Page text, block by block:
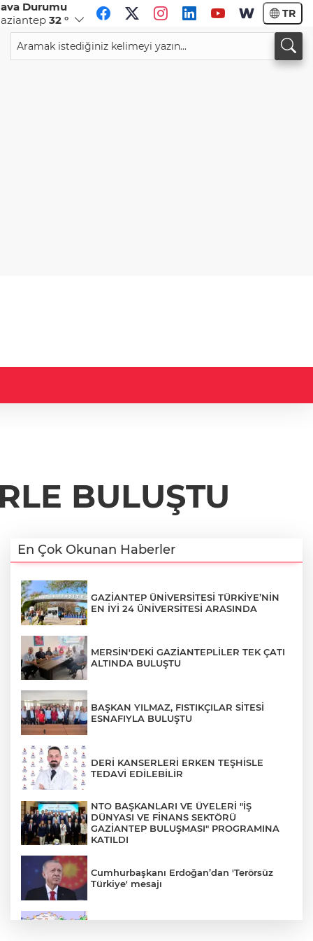
Durumu
32 ° TR
CHF
58,5353 %-0,66
33,9317
BULUŞTU
En Çok Okunan Haberler
GAZİANTEP ÜNİVERSİTESİ TÜRKİYE’NİN
EN İYİ 24 ÜNİVERSİTESİ ARASINDA
MERSİN'DEKİ GAZİANTEPLİLER TEK ÇATI
ALTINDA BULUŞTU
BAŞKAN YILMAZ, FISTIKÇILAR SİTESİ
ESNAFIYLA BULUŞTU
DERİ KANSERLERİ ERKEN TEŞHİSLE
TEDAVİ EDİLEBİLİR
NTO BAŞKANLARI VE ÜYELERİ "İŞ
DÜNYASI VE FİNANS SEKTÖRÜ
GAZİANTEP BULUŞMASI" PROGRAMINA
KATILDI
Cumhurbaşkanı Erdoğan’dan 'Terörsüz
Türkiye' mesajı